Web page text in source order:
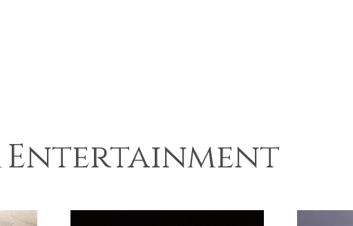
Entertainment